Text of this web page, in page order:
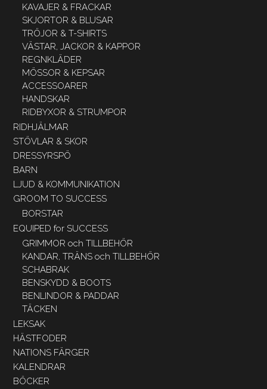
KAVAJER & FRACKAR
SKJORTOR & BLUSAR
TRÖJOR & T-SHIRTS
VÄSTAR, JACKOR & KAPPOR
REGNKLÄDER
MÖSSOR & KEPSAR
ACCESSOARER
HANDSKAR
RIDBYXOR & STRUMPOR
RIDHJÄLMAR
STÖVLAR & SKOR
DRESSYRSPÖ
BARN
LJUD & KOMMUNIKATION
GROOM TO SUCCESS
BORSTAR
EQUIPED for SUCCESS
GRIMMOR och TILLBEHÖR
KANDAR, TRÄNS och TILLBEHÖR
SCHABRAK
BENSKYDD & BOOTS
BENLINDOR & PADDAR
TÄCKEN
LEKSAK
HÄSTFODER
NATIONS FÄRGER
KALENDRAR
BÖCKER